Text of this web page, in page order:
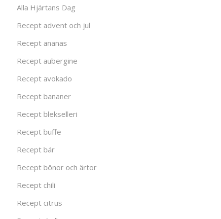
Alla Hjärtans Dag
Recept advent och jul
Recept ananas
Recept aubergine
Recept avokado
Recept bananer
Recept blekselleri
Recept buffe
Recept bär
Recept bönor och ärtor
Recept chili
Recept citrus